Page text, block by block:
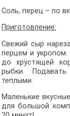
Соль, перец – по
Приготовление:
Свежий сыр
перцем и укропом.
до хрустящей
рыбки.
теплыми.
Маленькие
для большой